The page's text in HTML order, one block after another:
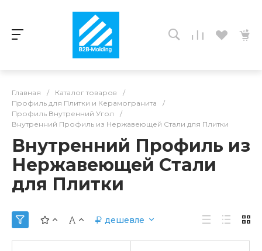
Главная / Каталог товаров
/
Профиль для Плитки и Керамогранита
/
Профиль Внутренний Угол
/
Внутренний Профиль из Нержавеющей Стали для Плитки
Внутренний Профиль из
Нержавеющей Стали
для Плитки
дешевле